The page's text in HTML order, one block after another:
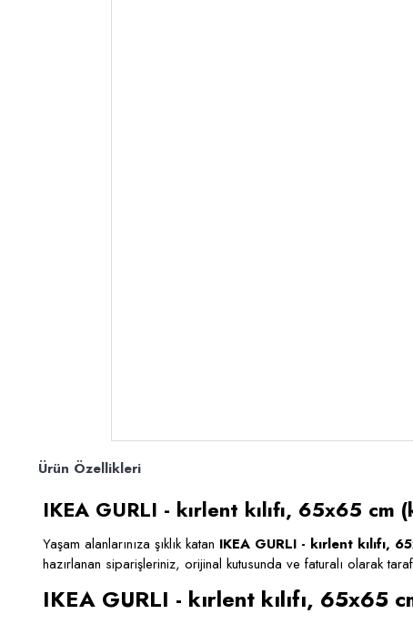
Ürün Özellikleri
IKEA GURLI - kırlent kılıfı, 65x65
Yaşam alanlarınıza şıklık katan IKEA GURLI - kırlent kılıfı,
hazırlanan siparişleriniz, orijinal kutusunda ve faturalı olarak
IKEA GURLI - kırlent kılıfı, 65x65